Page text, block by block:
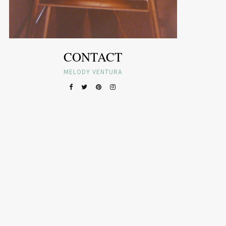
CONTACT
MELODY VENTURA